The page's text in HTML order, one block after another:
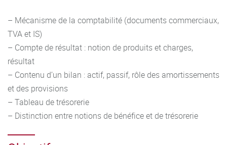
– Mécanisme de la comptabilité (documents commerciaux,
TVA et IS)
– Compte de résultat : notion de produits et charges,
résultat
– Contenu d’un bilan : actif, passif, rôle des amortissements
et des provisions
– Tableau de trésorerie
– Distinction entre notions de bénéfice et de trésorerie